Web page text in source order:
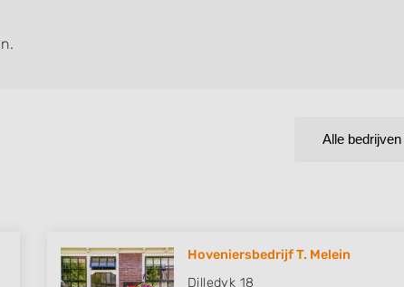
Alle
Hoveniersbedrijf T. Melein
Dilledyk 18